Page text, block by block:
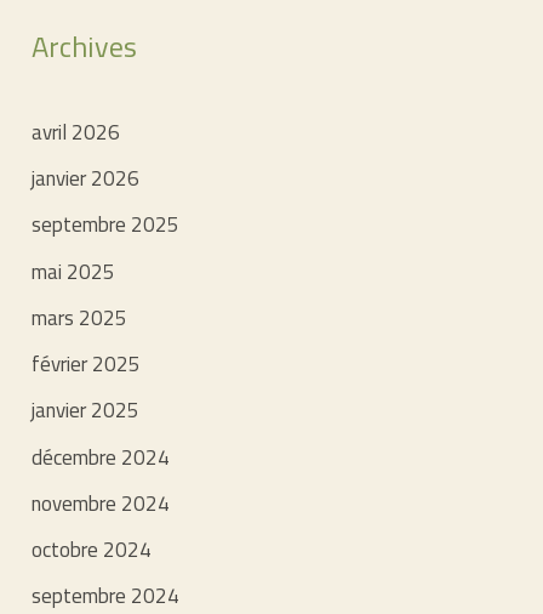
Archives
avril 2026
janvier 2026
septembre 2025
mai 2025
mars 2025
février 2025
janvier 2025
décembre 2024
novembre 2024
octobre 2024
septembre 2024